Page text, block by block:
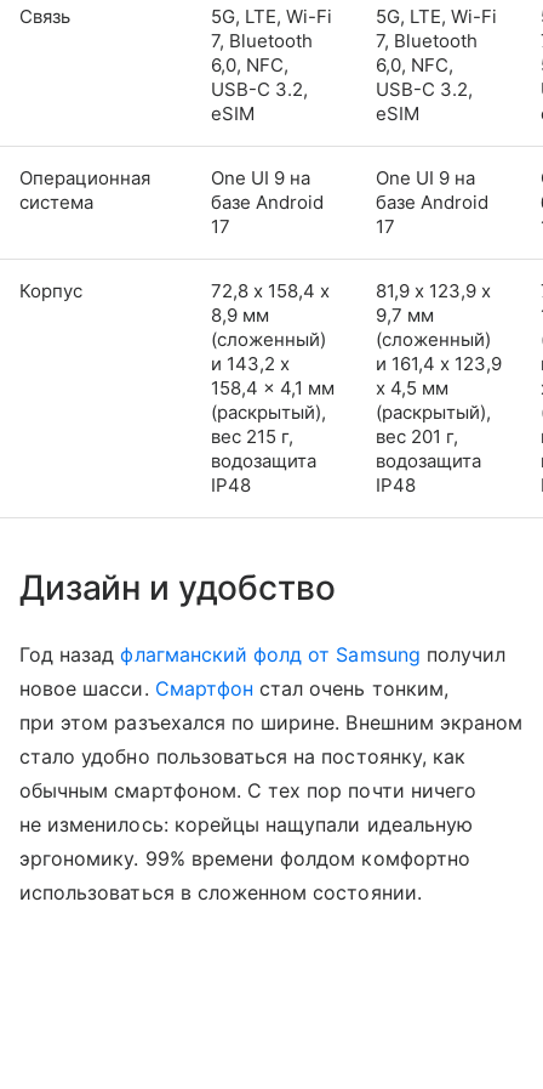
Связь
5G, LTE, Wi-Fi
7, Bluetooth
6,0, NFC,
USB-C 3.2,
eSIM
5G, LTE, Wi-Fi
7, Bluetooth
6,0, NFC,
USB-C 3.2,
eSIM
Операционная
система
One UI 9 на
базе Android
17
One UI 9 на
базе Android
17
Корпус
72,8 х 158,4 х
8,9 мм
(сложенный)
и 143,2 x
158,4 x 4,1 мм
(раскрытый),
вес 215 г,
водозащита
IP48
81,9 х 123,9 х
9,7 мм
(сложенный)
и 161,4 x 123,9
x 4,5 мм
(раскрытый),
вес 201 г,
водозащита
IP48
Дизайн и удобство
Год назадфлагманский фолд от Samsung получил
новое шасси. Смартфон стал очень тонким,
при этом разъехался по ширине. Внешним экраном
стало удобно пользоваться на постоянку, как
обычным смартфоном. С тех пор почти ничего
не изменилось: корейцы нащупали идеальную
эргономику. 99% времени фолдом комфортно
использоваться в сложенном состоянии.